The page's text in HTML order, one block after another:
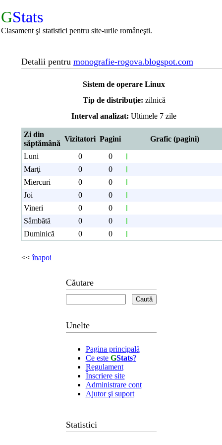
GStats
Clasament şi statistici pentru site-urile româneşti.
Căutare
Unelte
Pagina principală
Ce este GStats?
Regulament
Înscriere site
Administrare cont
Ajutor şi suport
Statistici
Detalii pentru monografie-rogova.blogspot.com
Sistem de operare Linux
Tip de distribuţie: zilnică
Interval analizat: Ultimele 7 zile
Zi din
săptămână
Vizitatori Pagini Grafic (pagini)
Luni 0
0
Marţi
0
0
Miercuri
0
0
Joi
0
0
Vineri
0
0
Sâmbătă
0
0
Duminică
0 0
<<înapoi